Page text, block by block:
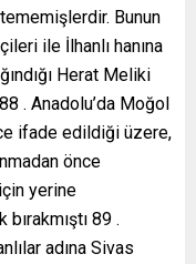
Bunun
ile İlhanlı hanına
Herat Meliki
. Anadolu’da Moğol
ifade edildiği üzere,
önce
yerine
89 .
adına Sivas